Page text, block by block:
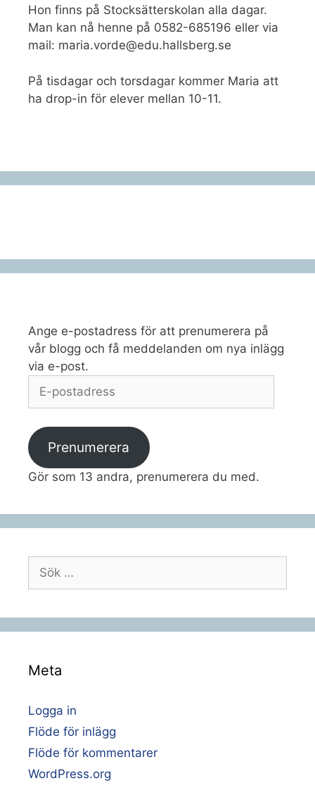
Hon finns på Stocksätterskolan alla dagar.
Man kan nå henne på 0582-685196 eller via
mail: maria.vorde@edu.hallsberg.se
På tisdagar och torsdagar kommer Maria att
ha drop-in för elever mellan 10-11.
Ange e-postadress för att prenumerera på
vår blogg och få meddelanden om nya inlägg
via e-post.
postadress
Prenumerera
Gör som 13 andra, prenumerera du med.
Sök
efter:
Meta
Logga in
Flöde för inlägg
Flöde för kommentarer
WordPress.org